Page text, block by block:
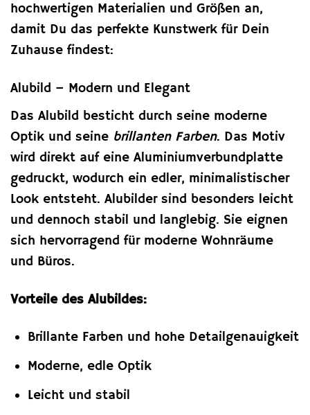
hochwertigen Materialien und Größen an,
damit Du das perfekte Kunstwerk für Dein
Zuhause findest:
Alubild – Modern und Elegant
Das Alubild besticht durch seine moderne
Optik und seine brillanten Farben. Das Motiv
wird direkt auf eine Aluminiumverbundplatte
gedruckt, wodurch ein edler, minimalistischer
Look entsteht. Alubilder sind besonders leicht
und dennoch stabil und langlebig. Sie eignen
sich hervorragend für moderne Wohnräume
und Büros.
Vorteile des Alubildes:
Brillante Farben und hohe Detailgenauigkeit
Moderne, edle Optik
Leicht und stabil